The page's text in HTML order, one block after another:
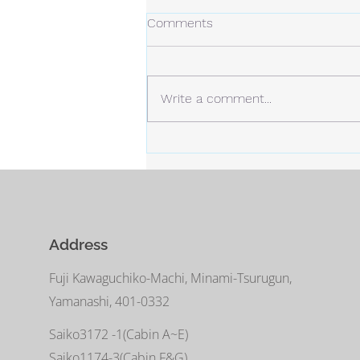
冬の日
今年の冬は、今のところ雪は少な
所。 白い雪と青い空。
Comments
Write a comment...
Address
Fuji Kawaguchiko-Machi, Minami-Tsurugun,
Yamanashi, 401-0332
Saiko3172 -1(Cabin A~E)